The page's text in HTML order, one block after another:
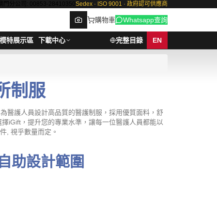
門分公司: 00853-28410350 Sedex · ISO 9001 · 政府認可供應商
購物車 Whatsapp查詢
模特展示區 下載中心 完整目錄 EN
制服
醫護人員設計高品質的醫護制服，採用優質面料，舒
iGift，提升您的專業水準，讓每一位醫護人員都能以
, 視乎數量而定。
助設計範圍